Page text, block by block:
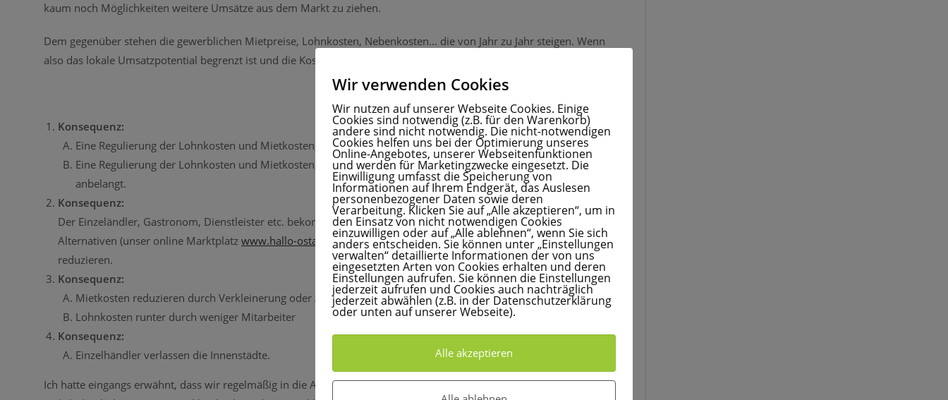
kaum noch Möglichkeiten weitere Umsätze aus dem Markt zu ziehen.
Dem gegenüber stehen die gewerblichen Mietpreise, Lohnkosten, Nebenkosten… die von Jahr zu Jahr steigen. Wenn
also das lokale Umsatzpotential begrenzt ist und die Kosten weiter steigen, ist die Konsequenz einfach.
Konsequenz:
Eine Regulierung der Lohnkosten und Mietkosten, durch den Staat. Haha, kurz gelacht.
Eine Regulierung der Lohnkosten und Mietkosten, durch den Markt. Wahrscheinlich, zumindest was Mieten
anbelangt.
Konsequenz:
Der Einzeländler, Gastronom, Dienstleister etc. bekommt noch mehr Druck durch steigende Kosten und wird nach
Alternativen (unser online Marktplatz www.hallo-ostalb.deist z.B. solch eine Alternative) suchen, die seine Kosten
reduzieren.
Konsequenz:
Mietkosten reduzieren durch Verkleinerung oder Abwanderung in günstigere Lagen.
Lohnkosten runter durch weniger Mitarbeiter
Konsequenz:
Einzelhändler verlassen die Innenstädte.
Ich hatte eingangs erwähnt, dass wir regelmäßig in die Aalener Innenstadt gehen, zum Mittagessen. Dabei gehen wir
Wir verwenden Cookies
Wir nutzen auf unserer Webseite Cookies. Einige
Cookies sind notwendig (z.B. für den Warenkorb)
andere sind nicht notwendig. Die nicht-notwendigen
Cookies helfen uns bei der Optimierung unseres
Online-Angebotes, unserer Webseitenfunktionen
und werden für Marketingzwecke eingesetzt. Die
Einwilligung umfasst die Speicherung von
Informationen auf Ihrem Endgerät, das Auslesen
personenbezogener Daten sowie deren
Verarbeitung. Klicken Sie auf „Alle akzeptieren“, um in
den Einsatz von nicht notwendigen Cookies
einzuwilligen oder auf „Alle ablehnen“, wenn Sie sich
anders entscheiden. Sie können unter „Einstellungen
verwalten“ detaillierte Informationen der von uns
eingesetzten Arten von Cookies erhalten und deren
Einstellungen aufrufen. Sie können die Einstellungen
jederzeit aufrufen und Cookies auch nachträglich
jederzeit abwählen (z.B. in der Datenschutzerklärung
oder unten auf unserer Webseite).
Alle akzeptieren